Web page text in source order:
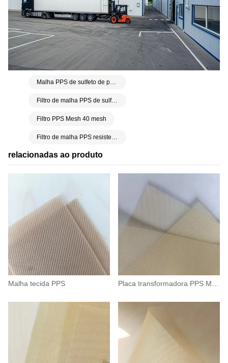
relacionadas ao produto
Malha tecida PPS
Malha PPS de sulfeto de polifenileno
Filtro de malha PPS de sulfeto de polifenileno
Filtro PPS Mesh 40 mesh
Filtro de malha PPS resistente à corrosão de sulfeto de polifenileno